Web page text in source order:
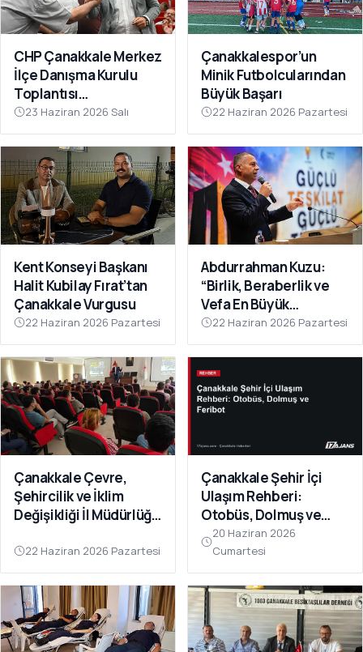
CHP Çanakkale Merkez
İlçe Danışma Kurulu
Toplantısı
Gerçekleştirildi
23 Haziran 2026 Salı
Çanakkalespor’un
Minik Futbolcularından
Büyük Başarı
22 Haziran 2026 Pazartesi
Kent Konseyi Başkanı
Halit Kubilay Fırat’tan
Çanakkale Vurgusu
22 Haziran 2026 Pazartesi
Abdurrahman Kuzu:
“Birlik, Beraberlik ve
Vefa En Büyük
Gücümüzdür
22 Haziran 2026 Pazartesi
Çanakkale Çevre,
Şehircilik ve İklim
Değişikliği İl Müdürlüğü
Verildi
22 Haziran 2026 Pazartesi
Çanakkale Şehir İçi
Ulaşım Rehberi:
Otobüs, Dolmuş ve
Feribot
20 Haziran 2026
Cumartesi